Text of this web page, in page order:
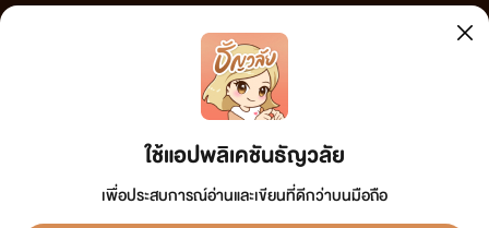
ใช้แอปพลิเคชันธัญวลัย
เพื่อประสบการณ์อ่านและเขียนที่ดีกว่าบนมือถือ
เว็บไซต์แห่งนี้ไม่ได้เห็นด้วยและไม่ขอรับผิดชอบต่อข้อความใดๆ ทั้งสิ้น ดังนั้นผู้อ่านทุกท่านโปรดใช้
วิจารณญาณในการกลั่นกรองด้วยตนเอง และหากท่านพบข้อความใดๆ ที่ขัดต่อกฎหมายและศีลธรรม
กรุณาแจ้งมาที่ tunwalai@ookbee.com เพื่อทีมงานจะได้ดำเนินการในทันที ทั้งนี้ ทางเว็บไซต์ขอสงวน
ลิขสิทธิ์ตามพระราชบัญญัติลิขสิทธิ์ (ฉบับเพิ่มเติม) พ.ศ.2558